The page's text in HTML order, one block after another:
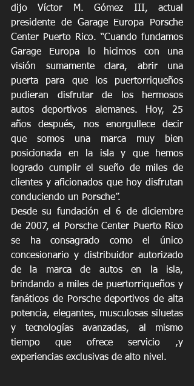
dijo Víctor M. Gómez III, actual
presidente de Garage Europa Porsche
Center Puerto Rico. “Cuando fundamos
Garage Europa lo hicimos con una
visión sumamente clara, abrir una
puerta para que los puertorriqueños
pudieran disfrutar de los hermosos
autos deportivos alemanes. Hoy, 25
años después, nos enorgullece decir
que somos una marca muy bien
posicionada en la isla y que hemos
logrado cumplir el sueño de miles de
clientes y aficionados que hoy disfrutan
conduciendo un Porsche”.
Desde su fundación el 6 de diciembre
de 2007, el Porsche Center Puerto Rico
se ha consagrado como el único
concesionario y distribuidor autorizado
de la marca de autos en la isla,
brindando a miles de puertorriqueños y
fanáticos de Porsche deportivos de alta
potencia, elegantes, musculosas siluetas
y tecnologías avanzadas, al mismo
tiempo que ofrece servicio ,y
experiencias exclusivas de alto nivel.